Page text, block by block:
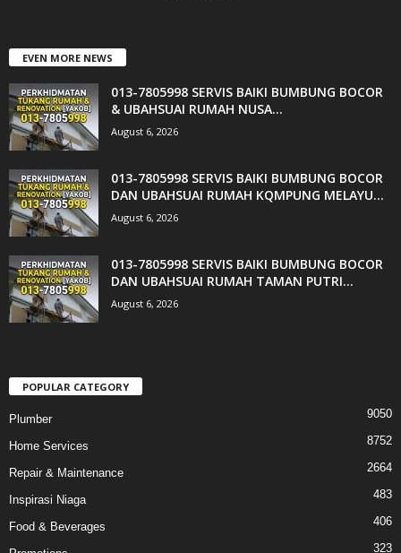
EVEN MORE NEWS
013-7805998 SERVIS BAIKI BUMBUNG BOCOR
& UBAHSUAI RUMAH NUSA...
August 6, 2026
013-7805998 SERVIS BAIKI BUMBUNG BOCOR
DAN UBAHSUAI RUMAH KQMPUNG MELAYU...
August 6, 2026
013-7805998 SERVIS BAIKI BUMBUNG BOCOR
DAN UBAHSUAI RUMAH TAMAN PUTRI...
August 6, 2026
POPULAR CATEGORY
Plumber 9050
Home Services 8752
Repair & Maintenance 2664
Inspirasi Niaga 483
Food & Beverages 406
323